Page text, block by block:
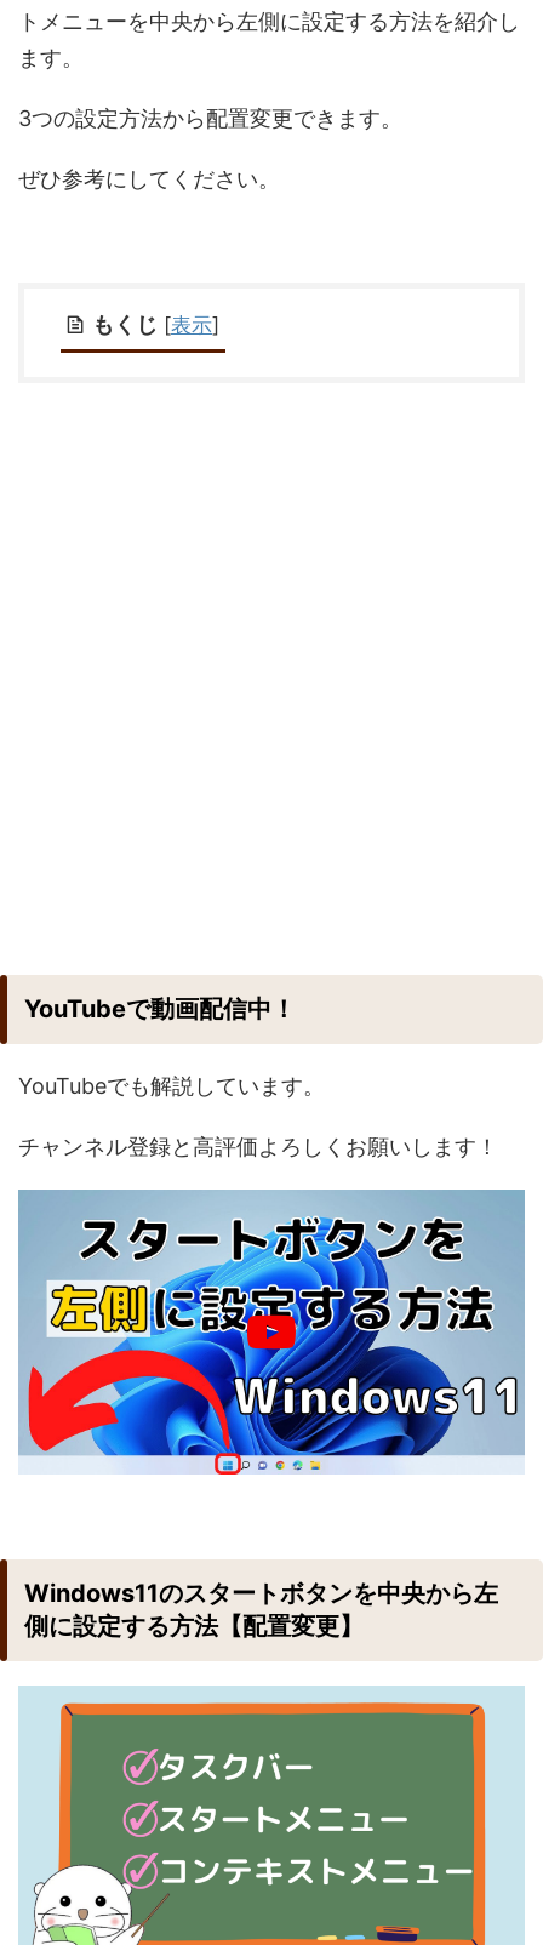
トメニューを中央から左側に設定する方法を紹介し
ます。
3つの設定方法から配置変更できます。
ぜひ参考にしてください。
もくじ [表示]
YouTubeで動画配信中！
YouTubeでも解説しています。
チャンネル登録と高評価よろしくお願いします！
Windows11のスタートボタンを中央から左
側に設定する方法【配置変更】